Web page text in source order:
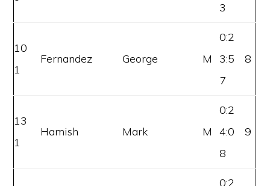
3
10
1
Fernandez George M
0:2
3:5
7
8
13
1
Hamish Mark M
0:2
4:0
8
9
0:2